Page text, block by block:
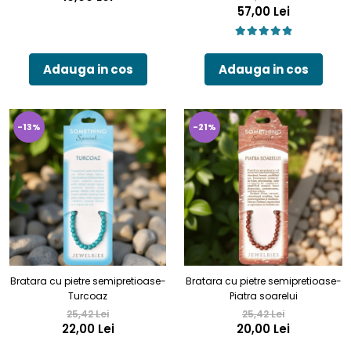
Adauga in cos
57,00 Lei
Adauga in cos
-13%
Bratara cu pietre semipretioase-
Turcoaz
25,42 Lei
22,00 Lei
-21%
Bratara cu pietre semipretioase-
Piatra soarelui
25,42 Lei
20,00 Lei